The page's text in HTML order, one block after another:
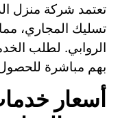
تعتمد شركة منزل
تسليك المجاري،
الروابي. لطلب
بهم مباشرة
أسعار